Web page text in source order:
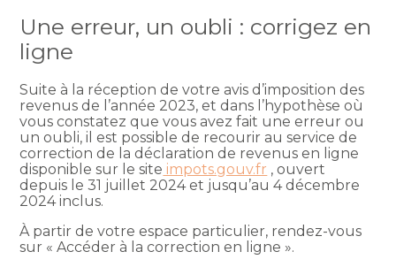
Une erreur, un oubli : corrigez en
ligne
Suite à la réception de votre avis d’imposition des
revenus de l’année 2023, et dans l’hypothèse où
vous constatez que vous avez fait une erreur ou
un oubli, il est possible de recourir au service de
correction de la déclaration de revenus en ligne
disponible sur le site impots.gouv.fr , ouvert
depuis le 31 juillet 2024 et jusqu’au 4 décembre
2024 inclus.
À partir de votre espace particulier, rendez-vous
sur « Accéder à la correction en ligne ».